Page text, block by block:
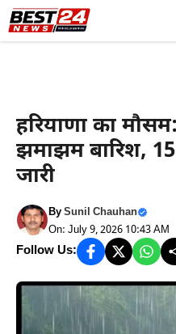
Skip
to
हरियाणा का
झमाझम बारिश,
जारी
BySunil Chauhan
On: July 9, 2026 10:43 AM
Follow Us: